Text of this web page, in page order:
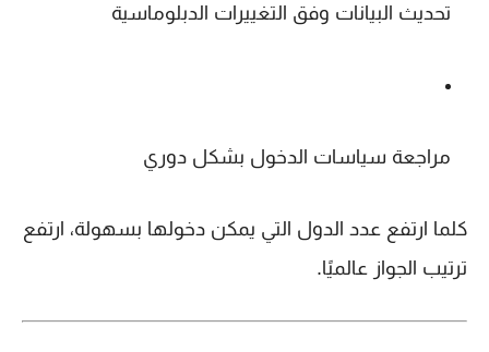
تحديث البيانات وفق التغييرات الدبلوماسية
مراجعة سياسات الدخول بشكل دوري
كلما ارتفع عدد الدول التي يمكن دخولها بسهولة، ارتفع
ترتيب الجواز عالميًا.